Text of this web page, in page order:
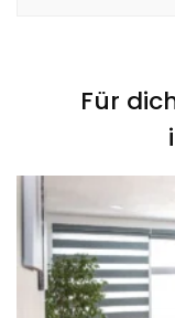
Für